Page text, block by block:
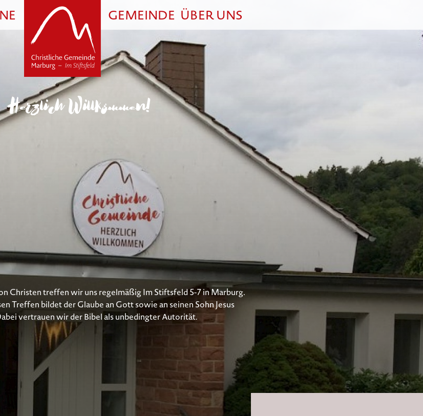
GEMEINDE ÜBER UNS
Herzlich Willkommen!
Christen treffen wir uns regelmäßig Im Stiftsfeld 5-7 in Marburg.
Treffen bildet der Glaube an Gott sowie an seinen Sohn Jesus
vertrauen wir der Bibel als unbedingter Autorität.